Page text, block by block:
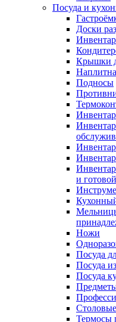
Посуда и
Доски
Крышки
Подносы
и
Ножи
Посуда
Посуда
Посуда
Термосы